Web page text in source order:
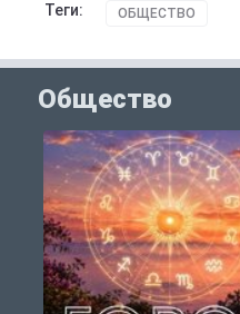
Теги: ОБЩЕСТВО
Общество